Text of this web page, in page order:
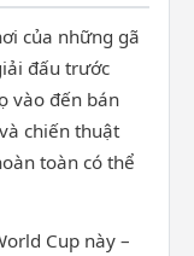
của những gã
đấu trước
vào đến bán
chiến thuật
toàn có thể
Cup này –